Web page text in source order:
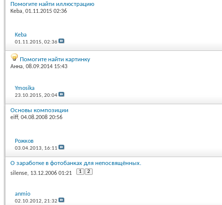
Помогите найти иллюстрацию
Keba, 01.11.2015 02:36
Keba
01.11.2015,02:36
Помогите найти картинку
Анна, 08.09.2014 15:43
Ymosika
23.10.2015,20:04
Основы композиции
eiff, 04.08.2008 20:56
Рожков
03.04.2013, 16:11
О заработке в фотобанках для непосвящённых.
silense, 13.12.2006 01:21 1 2
anmio
02.10.2012,21:32